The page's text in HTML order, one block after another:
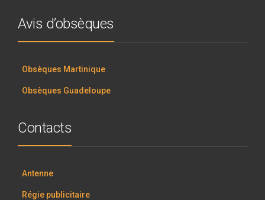
Avis d’obsèques
Obsèques Martinique
Obsèques Guadeloupe
Contacts
Antenne
Régie publicitaire